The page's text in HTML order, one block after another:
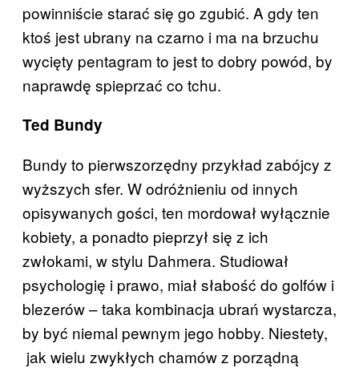
powinniście starać się go zgubić. A gdy ten
ktoś jest ubrany na czarno i ma na brzuchu
wycięty pentagram to jest to dobry powód, by
naprawdę spieprzać co tchu.
Ted Bundy
Bundy to pierwszorzędny przykład zabójcy z
wyższych sfer. W odróżnieniu od innych
opisywanych gości, ten mordował wyłącznie
kobiety, a ponadto pieprzył się z ich
zwłokami, w stylu Dahmera. Studiował
psychologię i prawo, miał słabość do golfów i
blezerów – taka kombinacja ubrań wystarcza,
by być niemal pewnym jego hobby. Niestety,
jak wielu zwykłych chamów z porządną